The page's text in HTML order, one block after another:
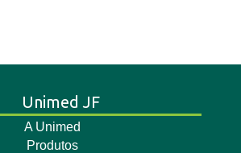
Unimed JF
A Unimed
Produtos